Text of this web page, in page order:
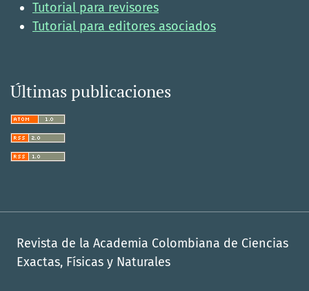
Tutorial para revisores
Tutorial para editores asociados
Últimas publicaciones
Revista de la Academia Colombiana de Ciencias
Exactas, Físicas y Naturales